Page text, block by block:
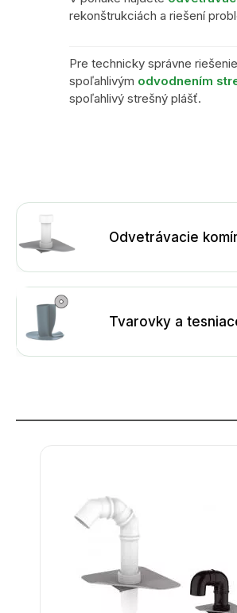
rekonštrukciách a riešení
Pre technicky správne
spoľahlivým odvodnením
spoľahlivý strešný plášť.
Odvetrávacie
Tvarovky a